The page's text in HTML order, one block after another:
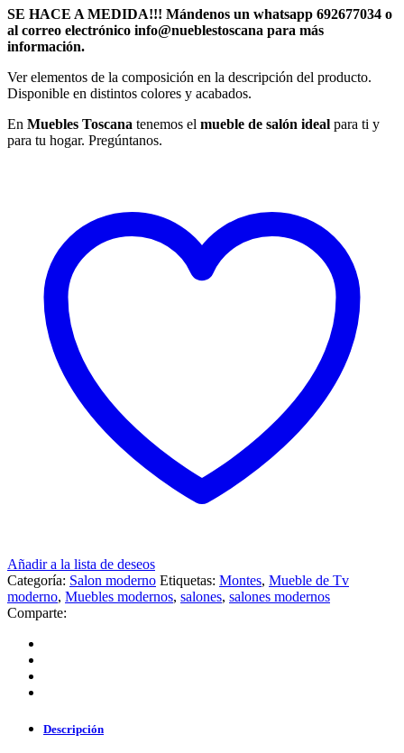
SE HACE A MEDIDA!!! Mándenos un whatsapp 692677034 o
al correo electrónico info@nueblestoscana para más
información.
Ver elementos de la composición en la descripción del producto.
Disponible en distintos colores y acabados.
En Muebles Toscana tenemos el mueble de salón ideal para ti y
para tu hogar. Pregúntanos.
Añadir a la lista de deseos
Categoría: Salon moderno Etiquetas: Montes, Mueble de Tv
moderno, Muebles modernos, salones, salones modernos
Comparte:
Descripción